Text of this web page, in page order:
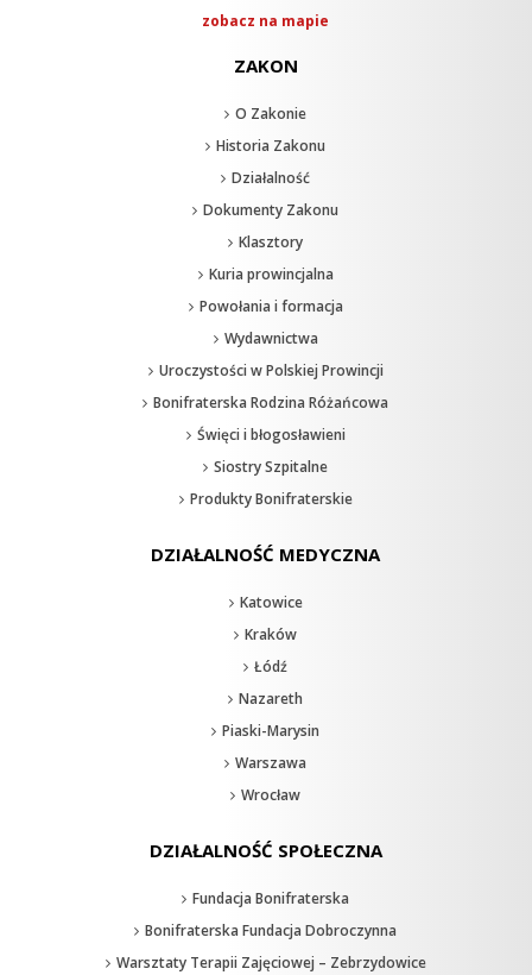
zobacz na mapie
ZAKON
O Zakonie
Historia Zakonu
Działalność
Dokumenty Zakonu
Klasztory
Kuria prowincjalna
Powołania i formacja
Wydawnictwa
Uroczystości w Polskiej Prowincji
Bonifraterska Rodzina Różańcowa
Święci i błogosławieni
Siostry Szpitalne
Produkty Bonifraterskie
DZIAŁALNOŚĆ MEDYCZNA
Katowice
Kraków
Łódź
Nazareth
Piaski-Marysin
Warszawa
Wrocław
DZIAŁALNOŚĆ SPOŁECZNA
Fundacja Bonifraterska
Bonifraterska Fundacja Dobroczynna
Warsztaty Terapii Zajęciowej – Zebrzydowice